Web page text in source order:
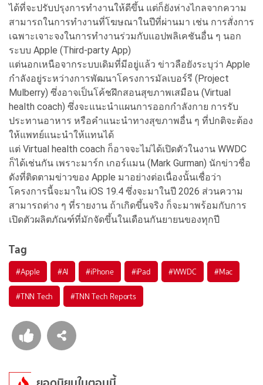
ได้ที่จะปรับปรุงการทำงานให้ดีขึ้น แต่ก็ยังห่างไกลจากความ
สามารถในการทำงานที่โฆษณาในปีที่ผ่านมา เช่น การสั่งการ
เฉพาะเจาะจงในการทำงานร่วมกับแอปพลิเคชันอื่น ๆ นอก
ระบบ Apple (Third-party App)
แต่นอกเหนือจากระบบเดิมที่มีอยู่แล้ว ข่าวลือยังระบุว่า Apple
กำลังอยู่ระหว่างการพัฒนาโครงการมัลเบอร์รี (Project
Mulberry) ซึ่งอาจเป็นโค้ชฝึกสอนสุขภาพเสมือน (Virtual
health coach) ซึ่งจะแนะนำแผนการออกกำลังกาย การรับ
ประทานอาหาร หรือคำแนะนำทางสุขภาพอื่น ๆ ที่ปกติจะต้อง
ให้แพทย์แนะนำให้แทนได้
แต่ Virtual health coach ก็อาจจะไม่ได้เปิดตัวในงาน WWDC
ก็ได้เช่นกัน เพราะมาร์ก เกอร์แมน (Mark Gurman) นักข่าวชื่อ
ดังที่ติดตามข่าวของ Apple มาอย่างต่อเนื่องนั้นเชื่อว่า
โครงการนี้จะมาใน iOS 19.4 ซึ่งจะมาในปี 2026 ส่วนความ
สามารถต่าง ๆ ที่รายงาน ถ้าเกิดขึ้นจริง ก็จะมาพร้อมกับการ
เปิดตัวผลิตภัณฑ์ที่มักจัดขึ้นในเดือนกันยายนของทุกปี
Tag
#Apple #AI #iPhone #iPad #WWDC #Mac
#TNN Tech #TNN Tech Reports